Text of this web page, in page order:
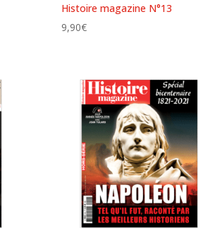
Histoire magazine N°13
9,90€